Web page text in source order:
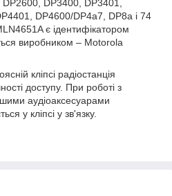
DP3400, DP3401,
DP4600/DP4а7, DP8а і 74
є ідентифікатором
виробником – Motorola
кліпсі радіостанція
доступу. При роботі з
аудіоаксесуарами
у кліпсі у зв'язку.